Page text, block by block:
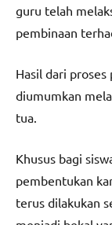
guru telah
pembinaan
Hasil dari
diumumkan
tua.
Khusus bagi
pembentukan
terus dilakukan